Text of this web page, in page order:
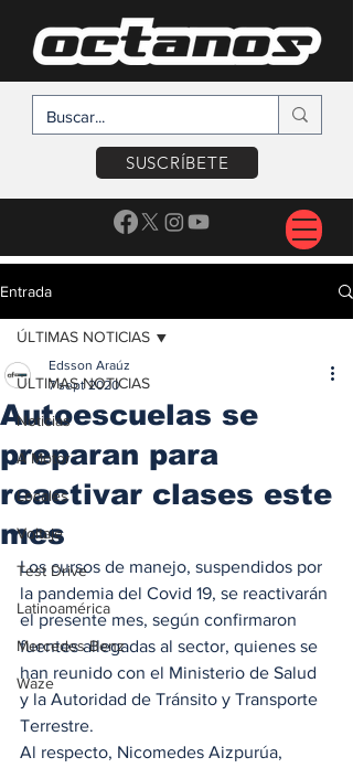
SUSCRÍBETE
Entrada
ÚLTIMAS NOTICIAS
Noticias
A Motor
Locales
Voltaje
Test Drive
Latinoamérica
Mercedes Benz
Waze
ÚLTIMAS NOTICIAS
Autoescuelas se
preparan para
reactivar clases este
mes
Edsson Araúz
7 sept 2020
Los cursos de manejo, suspendidos por
la pandemia del Covid 19, se reactivarán
el presente mes, según confirmaron
fuentes allegadas al sector, quienes se
han reunido con el Ministerio de Salud
y la Autoridad de Tránsito y Transporte
Terrestre.
Al respecto, Nicomedes Aizpurúa,